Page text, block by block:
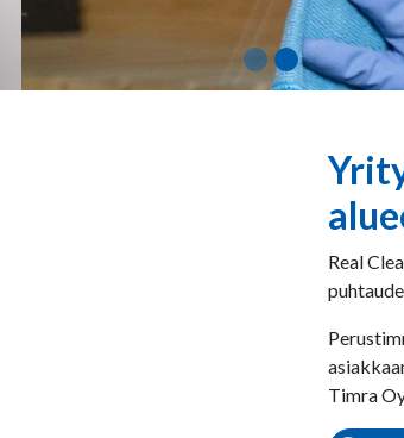
Real
Timra